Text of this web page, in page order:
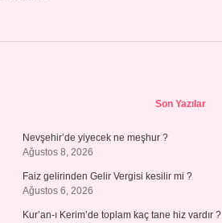
Son Yazılar
Nevşehir’de yiyecek ne meşhur ?
Ağustos 8, 2026
Faiz gelirinden Gelir Vergisi kesilir mi ?
Ağustos 6, 2026
Kur’an-ı Kerim’de toplam kaç tane hiz vardır ?